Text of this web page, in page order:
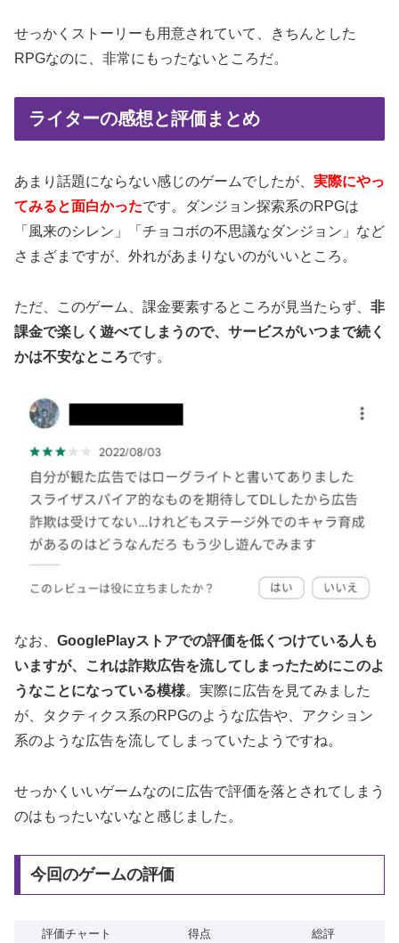
せっかくストーリーも用意されていて、きちんとした
RPGなのに、非常にもったないところだ。
ライターの感想と評価まとめ
あまり話題にならない感じのゲームでしたが、 実際にやっ
てみると面白かったです。ダンジョン探索系のRPGは
「風来のシレン」「チョコボの不思議なダンジョン」など
さまざまですが、外れがあまりないのがいいところ。
ただ、このゲーム、課金要素するところが見当たらず、 非
課金で楽しく遊べてしまうので、サービスがいつまで続く
かは不安なところです。
なお、 GooglePlayストアでの評価を低くつけている人も
いますが、これは詐欺広告を流してしまったためにこのよ
うなことになっている模様。実際に広告を見てみました
が、タクティクス系のRPGのような広告や、アクション
系のような広告を流してしまっていたようですね。
せっかくいいゲームなのに広告で評価を落とされてしまう
のはもったいないなと感じました。
今回のゲームの評価
評価チャート 得点 総評